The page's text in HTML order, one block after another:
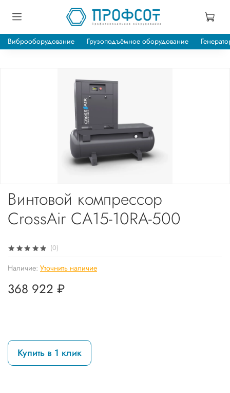
Виброоборудование Грузоподъёмное оборудование
(0)
Наличие: Уточнить наличие
Винтовой компрессор
CrossAir CA15-10RA-500
368 922 ₽
Купить в 1 клик